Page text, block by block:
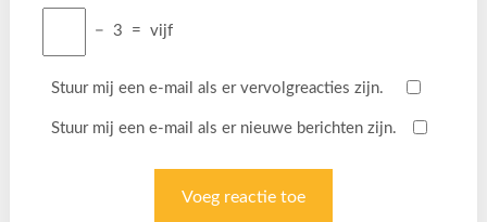
− 3 = vijf
Stuur mij een e-mail als er vervolgreacties zijn.
Stuur mij een e-mail als er nieuwe berichten zijn.